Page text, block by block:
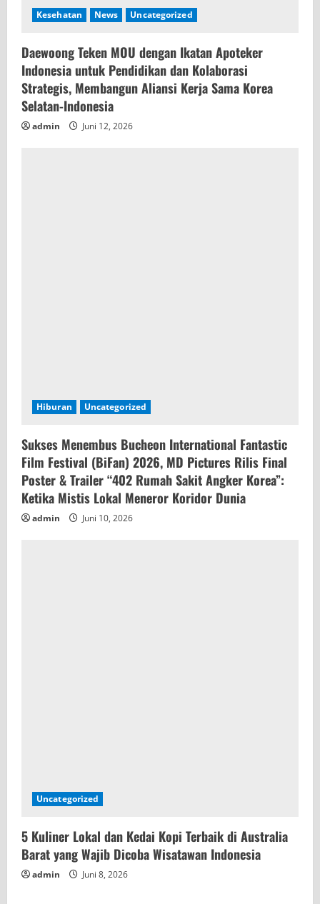
Kesehatan News Uncategorized
Daewoong Teken MOU dengan Ikatan Apoteker
Indonesia untuk Pendidikan dan Kolaborasi
Strategis, Membangun Aliansi Kerja Sama Korea
Selatan-Indonesia
admin Juni 12, 2026
Hiburan Uncategorized
Sukses Menembus Bucheon International Fantastic
Film Festival (BiFan) 2026, MD Pictures Rilis Final
Poster & Trailer “402 Rumah Sakit Angker Korea”:
Ketika Mistis Lokal Meneror Koridor Dunia
admin Juni 10, 2026
Uncategorized
5 Kuliner Lokal dan Kedai Kopi Terbaik di Australia
Barat yang Wajib Dicoba Wisatawan Indonesia
admin Juni 8, 2026